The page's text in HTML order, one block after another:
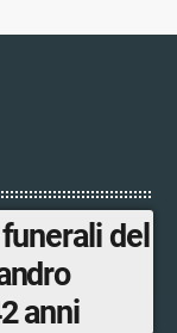
del
anni